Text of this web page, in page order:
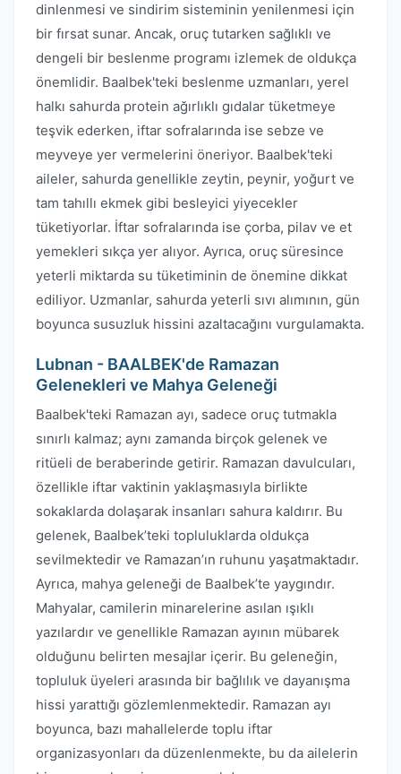
dinlenmesi ve sindirim sisteminin yenilenmesi için
bir fırsat sunar. Ancak, oruç tutarken sağlıklı ve
dengeli bir beslenme programı izlemek de oldukça
önemlidir. Baalbek'teki beslenme uzmanları, yerel
halkı sahurda protein ağırlıklı gıdalar tüketmeye
teşvik ederken, iftar sofralarında ise sebze ve
meyveye yer vermelerini öneriyor. Baalbek'teki
aileler, sahurda genellikle zeytin, peynir, yoğurt ve
tam tahıllı ekmek gibi besleyici yiyecekler
tüketiyorlar. İftar sofralarında ise çorba, pilav ve et
yemekleri sıkça yer alıyor. Ayrıca, oruç süresince
yeterli miktarda su tüketiminin de önemine dikkat
ediliyor. Uzmanlar, sahurda yeterli sıvı alımının, gün
boyunca susuzluk hissini azaltacağını vurgulamakta.
Lubnan - BAALBEK'de Ramazan
Gelenekleri ve Mahya Geleneği
Baalbek'teki Ramazan ayı, sadece oruç tutmakla
sınırlı kalmaz; aynı zamanda birçok gelenek ve
ritüeli de beraberinde getirir. Ramazan davulcuları,
özellikle iftar vaktinin yaklaşmasıyla birlikte
sokaklarda dolaşarak insanları sahura kaldırır. Bu
gelenek, Baalbek’teki topluluklarda oldukça
sevilmektedir ve Ramazan’ın ruhunu yaşatmaktadır.
Ayrıca, mahya geleneği de Baalbek’te yaygındır.
Mahyalar, camilerin minarelerine asılan ışıklı
yazılardır ve genellikle Ramazan ayının mübarek
olduğunu belirten mesajlar içerir. Bu geleneğin,
topluluk üyeleri arasında bir bağlılık ve dayanışma
hissi yarattığı gözlemlenmektedir. Ramazan ayı
boyunca, bazı mahallelerde toplu iftar
organizasyonları da düzenlenmekte, bu da ailelerin